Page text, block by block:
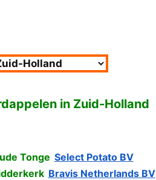
in Zuid-Holland
Tonge Select Potato BV
Bravis Netherlands BV